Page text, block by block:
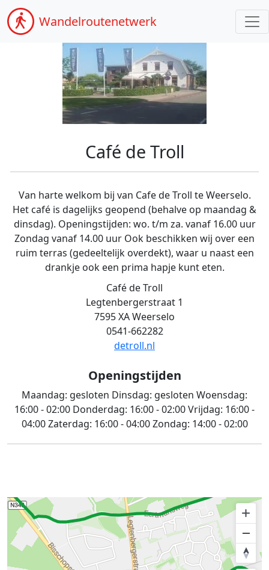
Wandelroutenetwerk
Café de Troll
Van harte welkom bij van Cafe de Troll te Weerselo.
Het café is dagelijks geopend (behalve op maandag &
dinsdag). Openingstijden: wo. t/m za. vanaf 16.00 uur
Zondag vanaf 14.00 uur Ook beschikken wij over een
ruim terras (gedeeltelijk overdekt), waar u naast een
drankje ook een prima hapje kunt eten.
Café de Troll
Legtenbergerstraat 1
7595 XA Weerselo
0541-662282
detroll.nl
Openingstijden
Maandag: gesloten Dinsdag: gesloten Woensdag:
16:00 - 02:00 Donderdag: 16:00 - 02:00Vrijdag: 16:00 -
04:00Zaterdag: 16:00 - 04:00Zondag: 14:00 - 02:00